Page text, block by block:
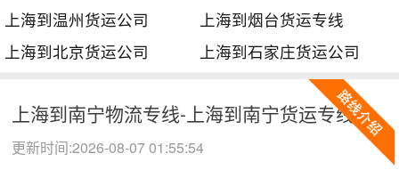
上海到温州货运公司
上海到烟台货运专线
上海到北京货运公司
上海到石家庄货运公司
上海到南宁物流专线-上海到南宁货运专线
更新时间:2026-08-07 01:55:54